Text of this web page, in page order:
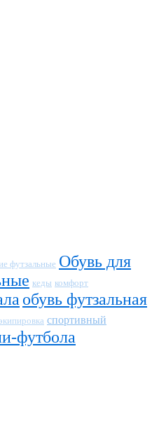
футзальные Обувь для
кеды комфорт
обувь футзальная
спортивный
футбола